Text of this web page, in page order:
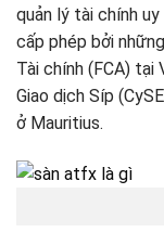
quản lý tài chính
cấp phép bởi
Tài chính (FCA) tại
Giao dịch Síp
ở Mauritius.